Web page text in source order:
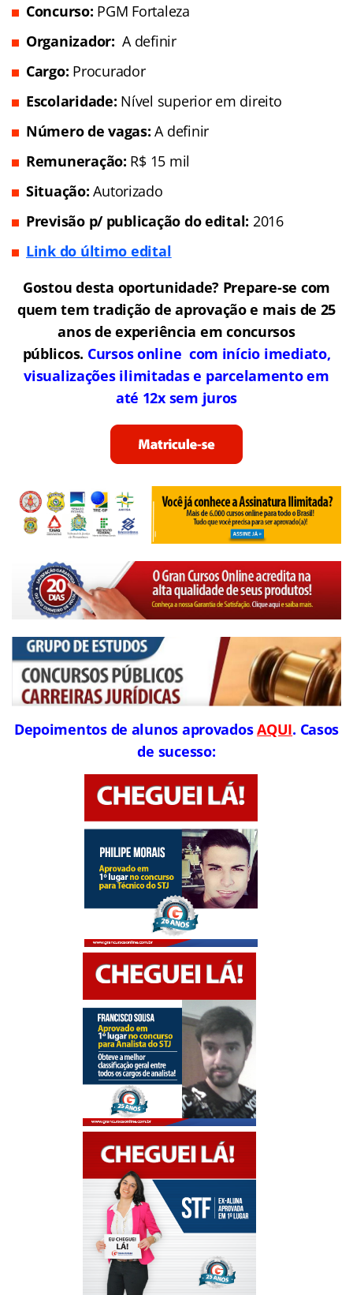
Concurso: PGM Fortaleza
Organizador: A definir
Cargo: Procurador
Escolaridade: Nível superior em direito
Número de vagas: A definir
Remuneração: R$ 15 mil
Situação:Autorizado
Previsão p/ publicação do edital: 2016
Link do último edital
Gostou desta oportunidade? Prepare-se com
quem tem tradição de aprovação e mais de 25
anos de experiência em concursos
públicos. Cursos online com início imediato,
visualizações ilimitadas e parcelamento em
até 12x sem juros
Depoimentos de alunos aprovadosAQUI. Casos
de sucesso: